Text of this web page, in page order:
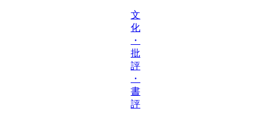
文
化
・
批
評
・
書
評